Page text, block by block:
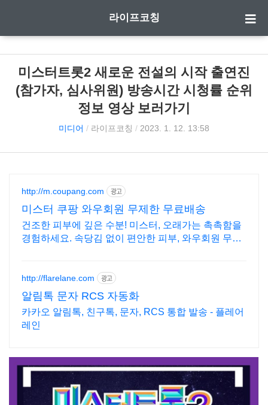
라이프코칭
미스터트롯2 새로운 전설의 시작 출연진
(참가자, 심사위원) 방송시간 시청률 순위
정보 영상 보러가기
미디어 / 라이프코칭 / 2023. 1. 12. 13:58
http://m.coupang.com 광고
미스터 쿠팡 와우회원 무제한 무료배송
건조한 피부에 깊은 수분! 미스터, 오래가는 촉촉함을
경험하세요. 속당김 없이 편안한 피부, 와우회원 무제
http://flarelane.com 광고
알림톡 문자 RCS 자동화
카카오 알림톡, 친구톡, 문자, RCS 통합 발송 - 플레어
레인